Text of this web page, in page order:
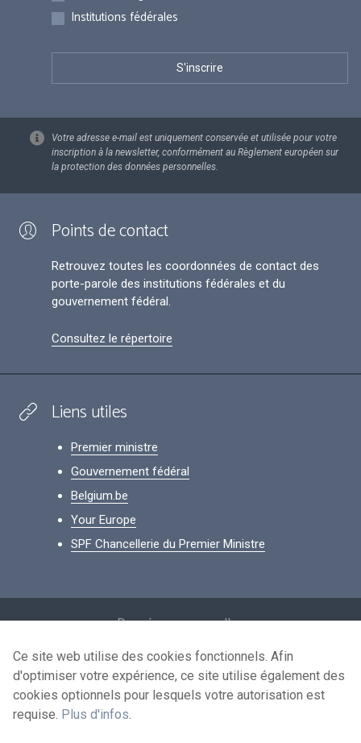
Institutions fédérales
Votre adresse e-mail est uniquement conservée et utilisée pour votre
inscription à la newsletter, conformément au Règlement européen sur
la protection des données personnelles.
Points de contact
Retrouvez toutes les coordonnées de contact des
porte-parole des institutions fédérales et du
gouvernement fédéral.
Consultez le répertoire
Liens utiles
Premier ministre
Gouvernement fédéral
Belgium.be
Your Europe
SPF Chancellerie du Premier Ministre
Données personnelles
Conditions de réutilisation
Contactez-nous
Ce site web utilise des cookies fonctionnels. Afin
d'optimiser votre expérience, ce site utilise également des
cookies optionnels pour lesquels votre autorisation est
requise. Plus d'infos.